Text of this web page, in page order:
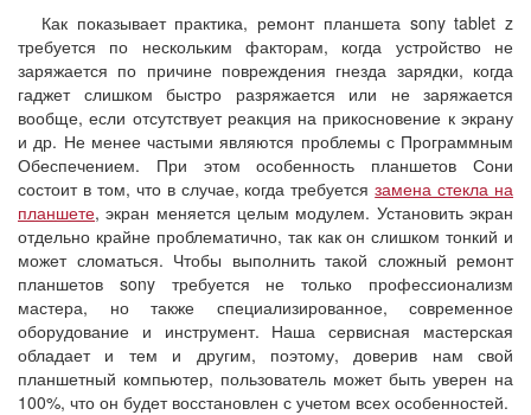
Как показывает практика, ремонт планшета sony tablet z
требуется по нескольким факторам, когда устройство не
заряжается по причине повреждения гнезда зарядки, когда
гаджет слишком быстро разряжается или не заряжается
вообще, если отсутствует реакция на прикосновение к экрану
и др. Не менее частыми являются проблемы с Программным
Обеспечением. При этом особенность планшетов Сони
состоит в том, что в случае, когда требуетсязамена стекла на
планшете, экран меняется целым модулем. Установить экран
отдельно крайне проблематично, так как он слишком тонкий и
может сломаться. Чтобы выполнить такой сложный ремонт
планшетов sony требуется не только профессионализм
мастера, но также специализированное, современное
оборудование и инструмент. Наша сервисная мастерская
обладает и тем и другим, поэтому, доверив нам свой
планшетный компьютер, пользователь может быть уверен на
100%, что он будет восстановлен с учетом всех особенностей.